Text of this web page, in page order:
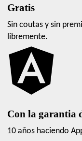
Gratis
Sin coutas y sin
libremente.
Con la garantia
10 años haciendo